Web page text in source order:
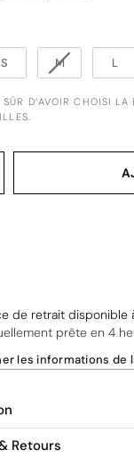
S M L
D’AVOIR CHOISI
de retrait disponible
prête en 4
les informations de
Retours